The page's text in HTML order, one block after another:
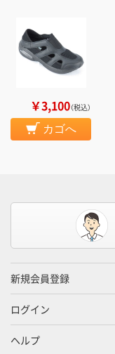
￥3,100（税込）
カゴへ
新規会員登録
ログイン
ヘルプ